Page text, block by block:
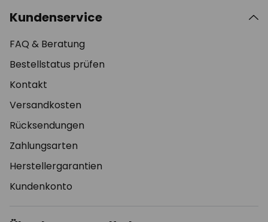
Kundenservice
FAQ & Beratung
Bestellstatus prüfen
Kontakt
Versandkosten
Rücksendungen
Zahlungsarten
Herstellergarantien
Kundenkonto